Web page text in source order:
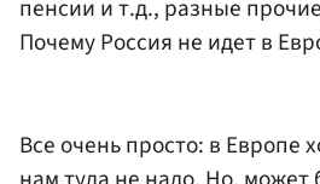
пенсии и т.д., разные
Почему Россия не идет в
Все очень просто: в Европе